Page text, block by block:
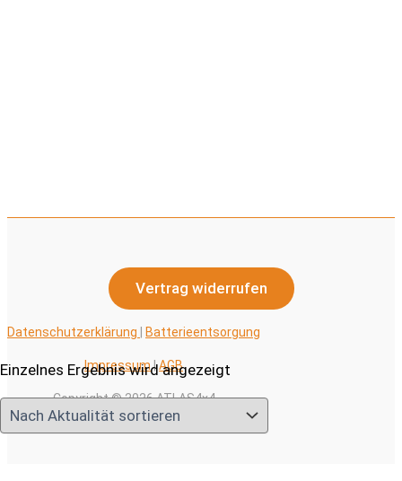
Einzelnes Ergebnis wird angezeigt
Vertrag widerrufen
Datenschutzerklärung Batterieentsorgung
Impressum|AGB
Copyright © 2026 ATLAS4x4